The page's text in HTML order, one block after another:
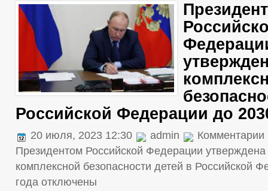
Российской Федерации до
20 июля, 2023 12:30 admin Комментарии
Президентом Российской Федерации утверждена
комплексной безопасности детей в Российской
года отключены